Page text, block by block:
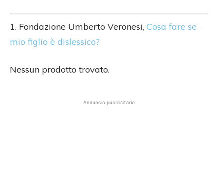
1. Fondazione Umberto Veronesi, Cosa fare se
mio figlio è dislessico?
Nessun prodotto trovato.
Annuncio pubblicitario